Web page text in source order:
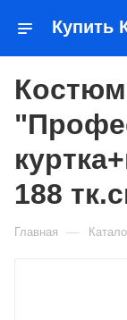
188
Главная —